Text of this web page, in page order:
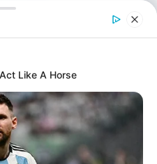
Like A Horse